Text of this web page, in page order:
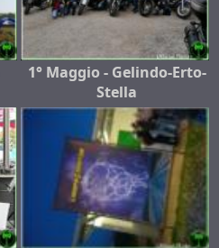
1° Maggio - Gelindo-Erto-
Stella